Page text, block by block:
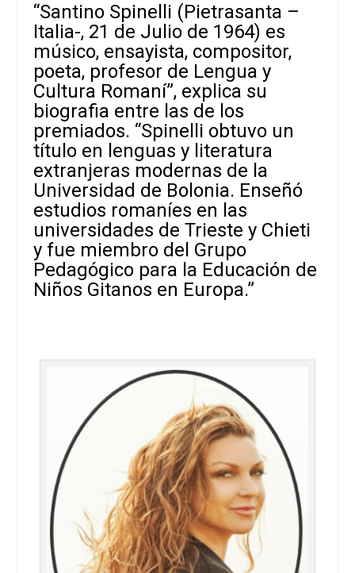
“Santino Spinelli (Pietrasanta –
Italia-, 21 de Julio de 1964) es
músico, ensayista, compositor,
poeta, profesor de Lengua y
Cultura Romaní”, explica su
biografia entre las de los
premiados. “Spinelli obtuvo un
título en lenguas y literatura
extranjeras modernas de la
Universidad de Bolonia. Enseñó
estudios romaníes en las
universidades de Trieste y Chieti
y fue miembro del Grupo
Pedagógico para la Educación de
Niños Gitanos en Europa.”